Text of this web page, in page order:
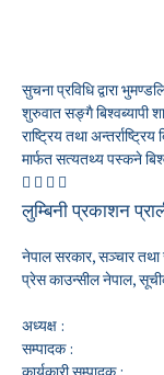
सुचना प्रविधि द्वारा
शुरुवात सङ्गै बिश्वब्यापी
राष्ट्रिय तथा
मार्फत सत्यतथ्य पस्कने
लुम्बिनी प्रकाशन
नेपाल सरकार, सञ्चार तथा
प्रेस काउन्सील नेपाल,
अध्यक्ष :
सम्पादक :